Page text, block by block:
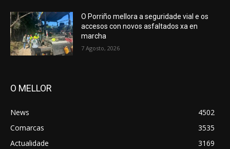
O Porriño mellora a seguridade vial e os
accesos con novos asfaltados xa en
marcha
7 Agosto, 2026
O MELLOR
News
4502
Comarcas
3535
Actualidade
3169